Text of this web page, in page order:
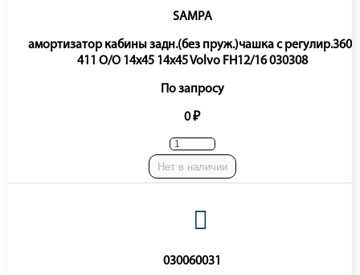
SAMPA
амортизатор кабины задн.(без пруж.)чашка с регулир.360-
411 O/O 14x45 14x45 Volvo FH12/16 030308
По запросу
0 ₽
Нет в наличии
030060031